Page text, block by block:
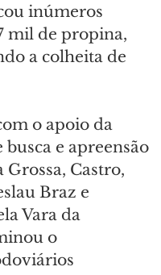
inúmeros
mil de propina,
a colheita de
o apoio da
e apreensão
Castro,
Braz e
Vara da
o